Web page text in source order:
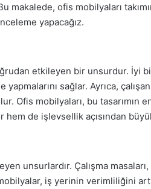
ofis mobilyaları
yapacağız.
etkileyen bir unsurdur. İyi
sağlar. Ayrıca,
Ofis mobilyaları, bu tasarımın
de işlevsellik açısından
unsurlardır. Çalışma
iş yerinin verimliliğini